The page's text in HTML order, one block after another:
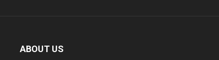
ABOUT US